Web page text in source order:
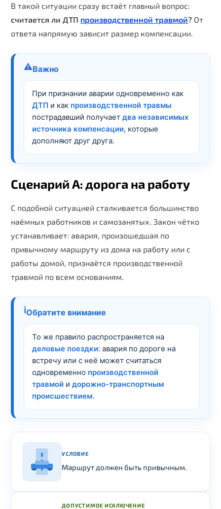
В такой ситуации сразу встаёт главный вопрос:
считается ли ДТП производственной травмой? От
ответа напрямую зависит размер компенсации.
⚠️Важно
При признании аварии одновременно как
ДТП и как производственной травмы
пострадавший получаетдва независимых
источника компенсации, которые
дополняют друг друга.
Сценарий А: дорога на работу
С подобной ситуацией сталкивается большинство
наёмных работников и самозанятых. Закон чётко
устанавливает: авария, произошедшая по
привычному маршруту из дома на работу или с
работы домой, признаётся производственной
травмой по всем основаниям.
ℹ️Обратите внимание
То же правило распространяется на
деловые поездки: авария по дороге на
встречу или с неё может считаться
одновременно производственной
травмой идорожно-транспортным
происшествием.
УСЛОВИЕ
Маршрут должен быть привычным.
ДОПУСТИМОЕ ИСКЛЮЧЕНИЕ